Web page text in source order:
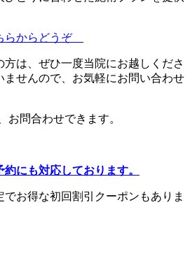
らからどうぞ
は、ぜひ一度当院にお越しくださ
ませんので、お気軽にお問い合わせ
お問合わせできます。
にも対応しております。
お得な初回割引クーポンもありま